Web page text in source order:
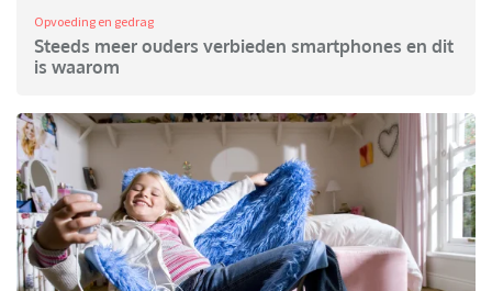
Opvoeding en gedrag
Steeds meer ouders verbieden smartphones en dit
is waarom